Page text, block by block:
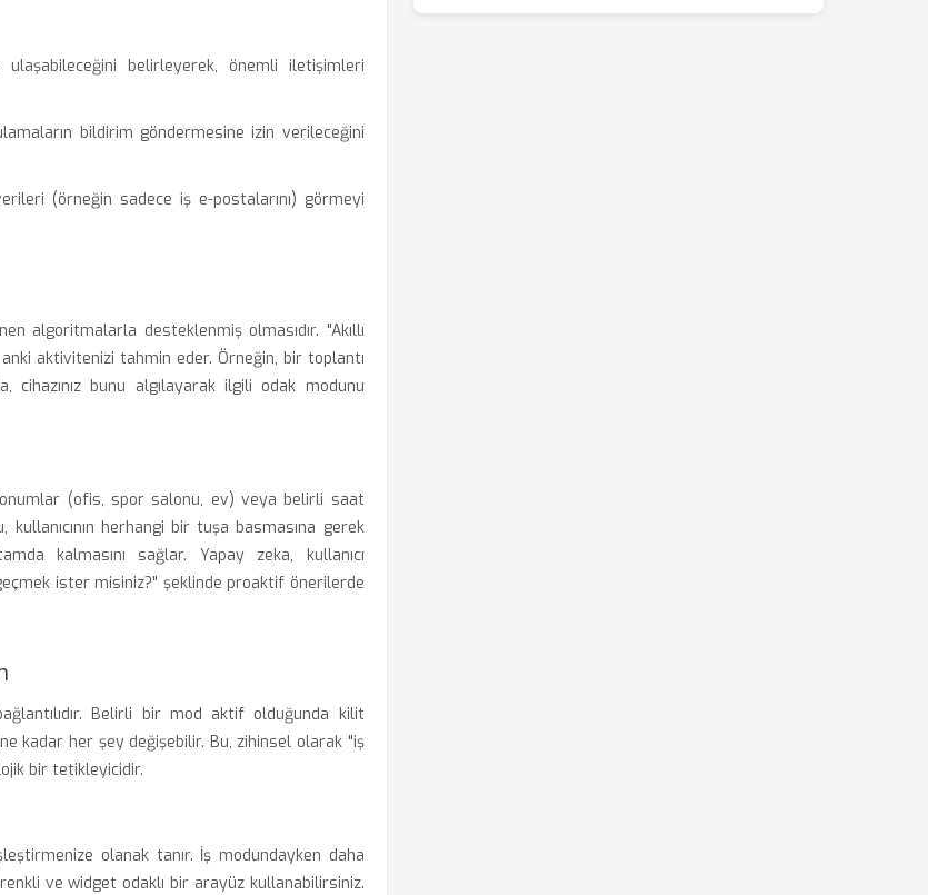
belirleyerek, önemli iletişimleri
bildirim göndermesine izin verileceğini
(örneğin sadece iş e-postalarını) görmeyi
algoritmalarla desteklenmiş olmasıdır. "Akıllı
aktivitenizi tahmin eder. Örneğin, bir toplantı
cihazınız bunu algılayarak ilgili odak modunu
(ofis, spor salonu, ev) veya belirli saat
herhangi bir tuşa basmasına gerek
kalmasını sağlar. Yapay zeka, kullanıcı
ister misiniz?" şeklinde proaktif önerilerde
Belirli bir mod aktif olduğunda kilit
kadar her şey değişebilir. Bu, zihinsel olarak "iş
bir tetikleyicidir.
olanak tanır. İş modundayken daha
ve widget odaklı bir arayüz kullanabilirsiniz.